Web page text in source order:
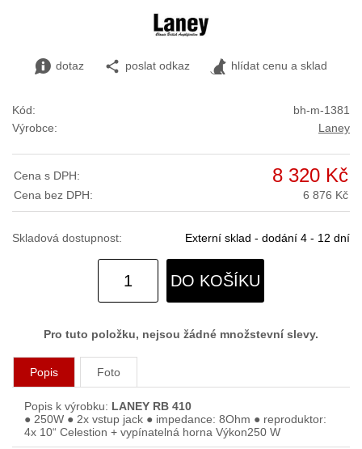
dotaz poslat odkaz hlídat cenu a sklad
Kód:
bh-m-1381
Výrobce:
Laney
Cena s DPH: 8 320 Kč
Cena bez DPH: 6 876 Kč
Skladová dostupnost: Externí sklad - dodání 4 - 12 dní
DO KOŠÍKU
Pro tuto položku, nejsou žádné množstevní slevy.
Popis Foto
Popis k výrobku: LANEY RB 410
● 250W ● 2x vstup jack ● impedance: 8Ohm ● reproduktor:
4x 10“ Celestion + vypínatelná horna Výkon250 W